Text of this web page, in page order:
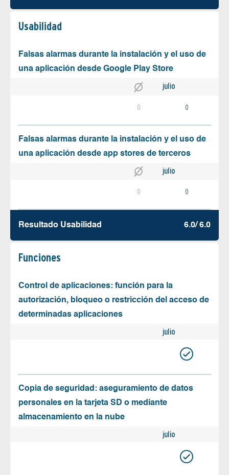
Usabilidad
Falsas alarmas durante la instalación y el uso de
una aplicación desde Google Play Store
julio
0 0
Falsas alarmas durante la instalación y el uso de
una aplicación desde app stores de terceros
julio
0 0
Resultado Usabilidad 6.0/ 6.0
Funciones
Control de aplicaciones: función para la
autorización, bloqueo o restricción del acceso de
determinadas aplicaciones
julio
Copia de seguridad: aseguramiento de datos
personales en la tarjeta SD o mediante
almacenamiento en la nube
julio